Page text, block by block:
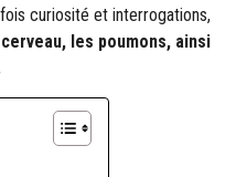
curiosité et interrogations,
les poumons, ainsi